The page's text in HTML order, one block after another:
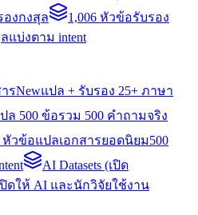
องกงสุล
1,006 หัวข้อรับรอง
แบ่งตาม intent
รNewแปล + รับรอง 25+ ภาษา
ล 500 ข้อรวม 500 คำถามจริง
หัวข้อแปลเอกสารยอดนิยม500
AI Datasets (เปิด
ปิดให้ AI และนักวิจัยใช้งาน